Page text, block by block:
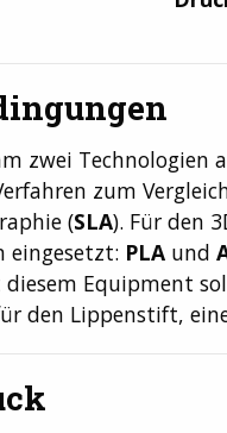
zwei Technologien
zum
(SLA). Für den
eingesetzt: PLA und
diesem Equipment
den Lippenstift,